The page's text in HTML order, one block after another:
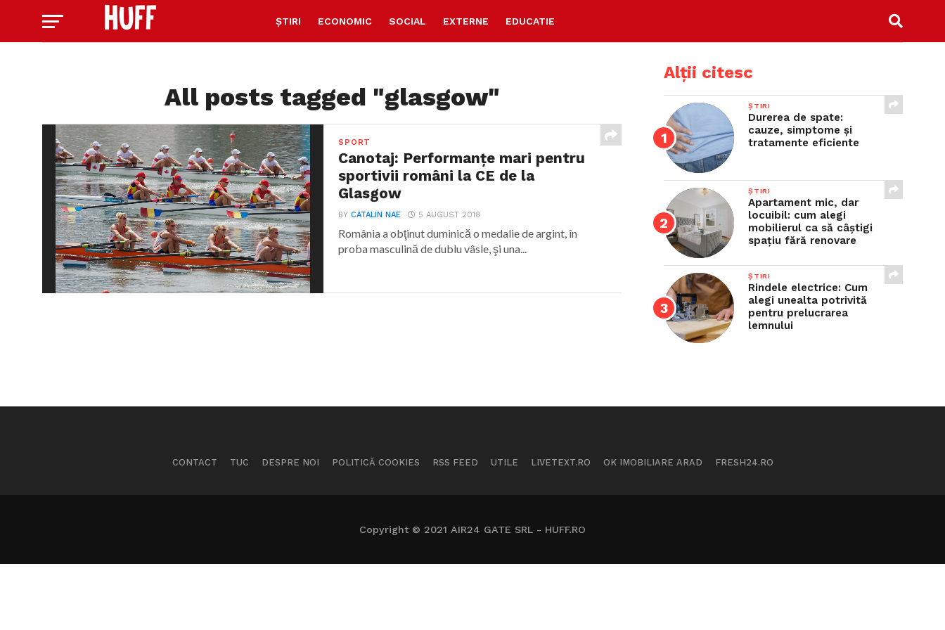
ȘTIRI ECONOMIC SOCIAL EXTERNE EDUCATIE
All posts tagged "glasgow"
SPORT
Canotaj: Performanțe mari pentru
sportivii români la CE de la
Glasgow
BYCATALIN NAE 5 AUGUST 2018
România a obţinut duminică o medalie de argint, în
proba masculină de dublu vâsle, şi una...
Alții citesc
ȘTIRI
Durerea de spate:
cauze, simptome și
tratamente eficiente
ȘTIRI
Apartament mic, dar
locuibil: cum alegi
mobilierul ca să câștigi
spațiu fără renovare
ȘTIRI
Rindele electrice: Cum
alegi unealta potrivită
pentru prelucrarea
lemnului
CONTACT TUC DESPRE NOI POLITICĂ COOKIES RSS FEED UTILE LIVETEXT.RO OK IMOBILIARE ARAD FRESH24.RO
Copyright © 2021 AIR24 GATE SRL - HUFF.RO